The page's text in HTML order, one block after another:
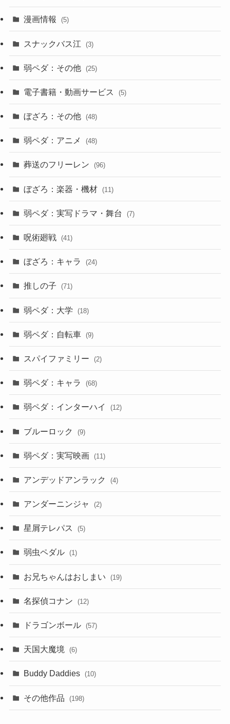
漫画情報 (5)
スナックバス江 (3)
弱ペダ：その他 (25)
電子書籍・動画サービス (5)
ぼざろ：その他 (48)
弱ペダ：アニメ (48)
葬送のフリーレン (96)
ぼざろ：楽器・機材 (11)
弱ペダ：実写ドラマ・舞台 (7)
呪術廻戦 (41)
ぼざろ：キャラ (24)
推しの子 (71)
弱ペダ：大学 (18)
弱ペダ：自転車 (9)
スパイファミリー (2)
弱ペダ：キャラ (68)
弱ペダ：インターハイ (12)
ブルーロック (9)
弱ペダ：実写映画 (11)
アンデッドアンラック (4)
アンダーニンジャ (2)
星屑テレパス (5)
弱虫ペダル (1)
お兄ちゃんはおしまい (19)
名探偵コナン (12)
ドラゴンボール (57)
天国大魔境 (6)
Buddy Daddies (10)
その他作品 (198)